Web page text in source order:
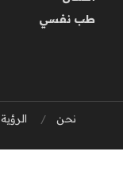
طب نفسي
نحن الرؤية